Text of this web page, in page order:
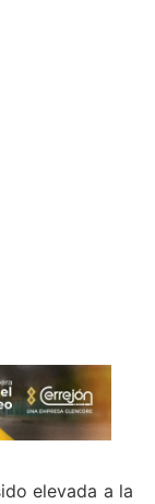
elevada a la